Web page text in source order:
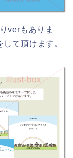
verもありま
て頂けます。